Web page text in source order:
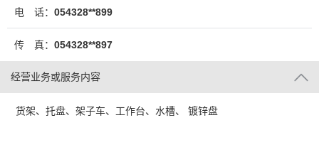
电 话： 054328**899
传 真： 054328**897
经营业务或服务内容
货架、托盘、架子车、工作台、水槽、 镀锌盘